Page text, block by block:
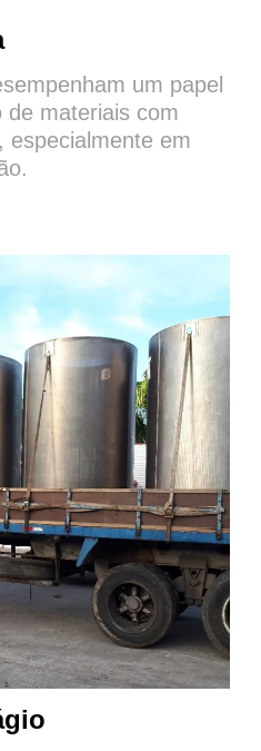
um papel
de materiais com
especialmente em